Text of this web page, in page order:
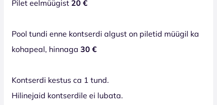
Pilet eelmüügist 20 €
Pool tundi enne kontserdi algust on piletid müügil ka
kohapeal, hinnaga 30 €
Kontserdi kestus ca 1 tund.
Hilinejaid kontserdile ei lubata.